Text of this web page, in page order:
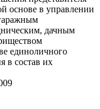
основе в управлении
дачным
единоличного
в состав их